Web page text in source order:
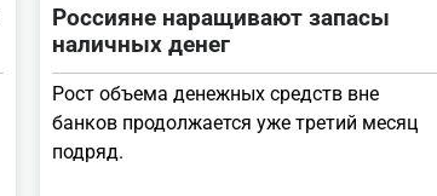
Россияне наращивают запасы
наличных денег
Рост объема денежных средств вне
банков продолжается уже третий месяц
подряд.